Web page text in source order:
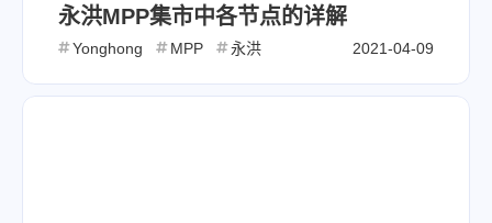
永洪MPP集市中各节点的详解
Yonghong MPP 永洪 2021-04-09